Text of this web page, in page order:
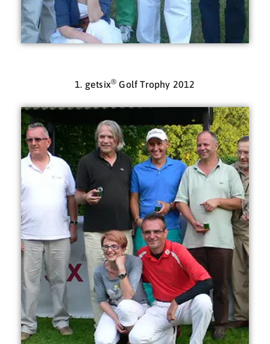
1. getsix® Golf Trophy 2012